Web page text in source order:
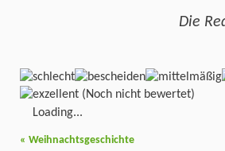
Die
(Noch nicht bewertet)
Loading...
« Weihnachtsgeschichte